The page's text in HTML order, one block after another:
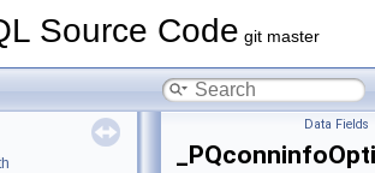
Source Code git master
Data Fields